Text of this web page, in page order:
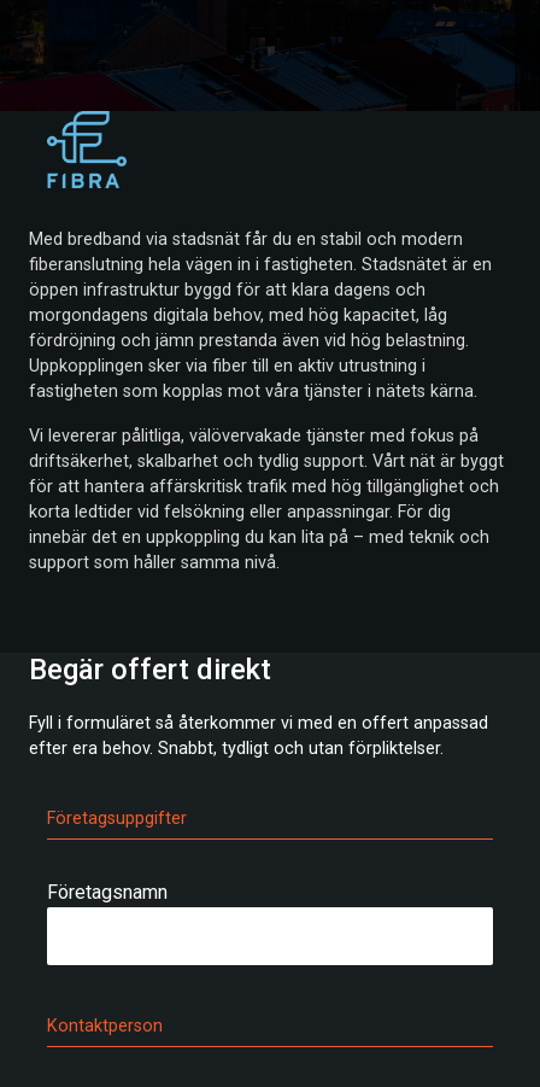
Med bredband via stadsnät får du en stabil och modern
fiberanslutning hela vägen in i fastigheten. Stadsnätet är en
öppen infrastruktur byggd för att klara dagens och
morgondagens digitala behov, med hög kapacitet, låg
fördröjning och jämn prestanda även vid hög belastning.
Uppkopplingen sker via fiber till en aktiv utrustning i
fastigheten som kopplas mot våra tjänster i nätets kärna.
Vi levererar pålitliga, välövervakade tjänster med fokus på
driftsäkerhet, skalbarhet och tydlig support. Vårt nät är byggt
för att hantera affärskritisk trafik med hög tillgänglighet och
korta ledtider vid felsökning eller anpassningar. För dig
innebär det en uppkoppling du kan lita på – med teknik och
support som håller samma nivå.
Begär offert direkt
Fyll i formuläret så återkommer vi med en offert anpassad
efter era behov. Snabbt, tydligt och utan förpliktelser.
Företagsuppgifter
Företagsnamn
Kontaktperson